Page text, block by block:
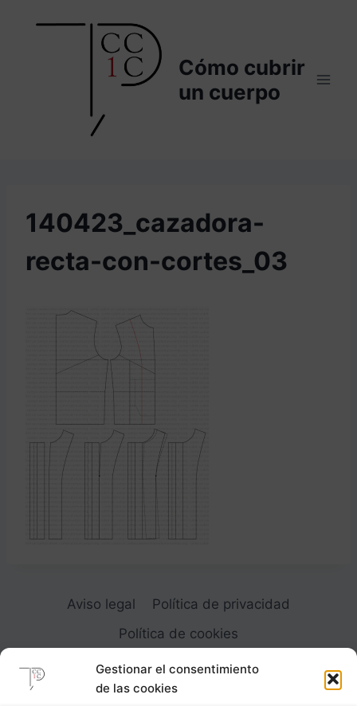
Gestionar el consentimiento
de las cookies
Cómo cubrir
un cuerpo
140423_cazadora-
recta-con-cortes_03
Aviso legal
Política de privacidad
Política de cookies